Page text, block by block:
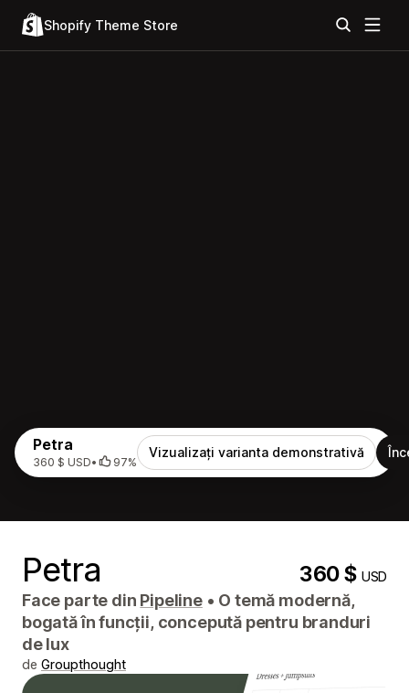
Shopify Theme Store
Petra
360 $ USD• 97%
Vizualizați varianta demonstrativă
Petra 360 $USD
Face parte din Pipeline • O temă modernă,
bogată în funcții, concepută pentru branduri
de lux
de Groupthought